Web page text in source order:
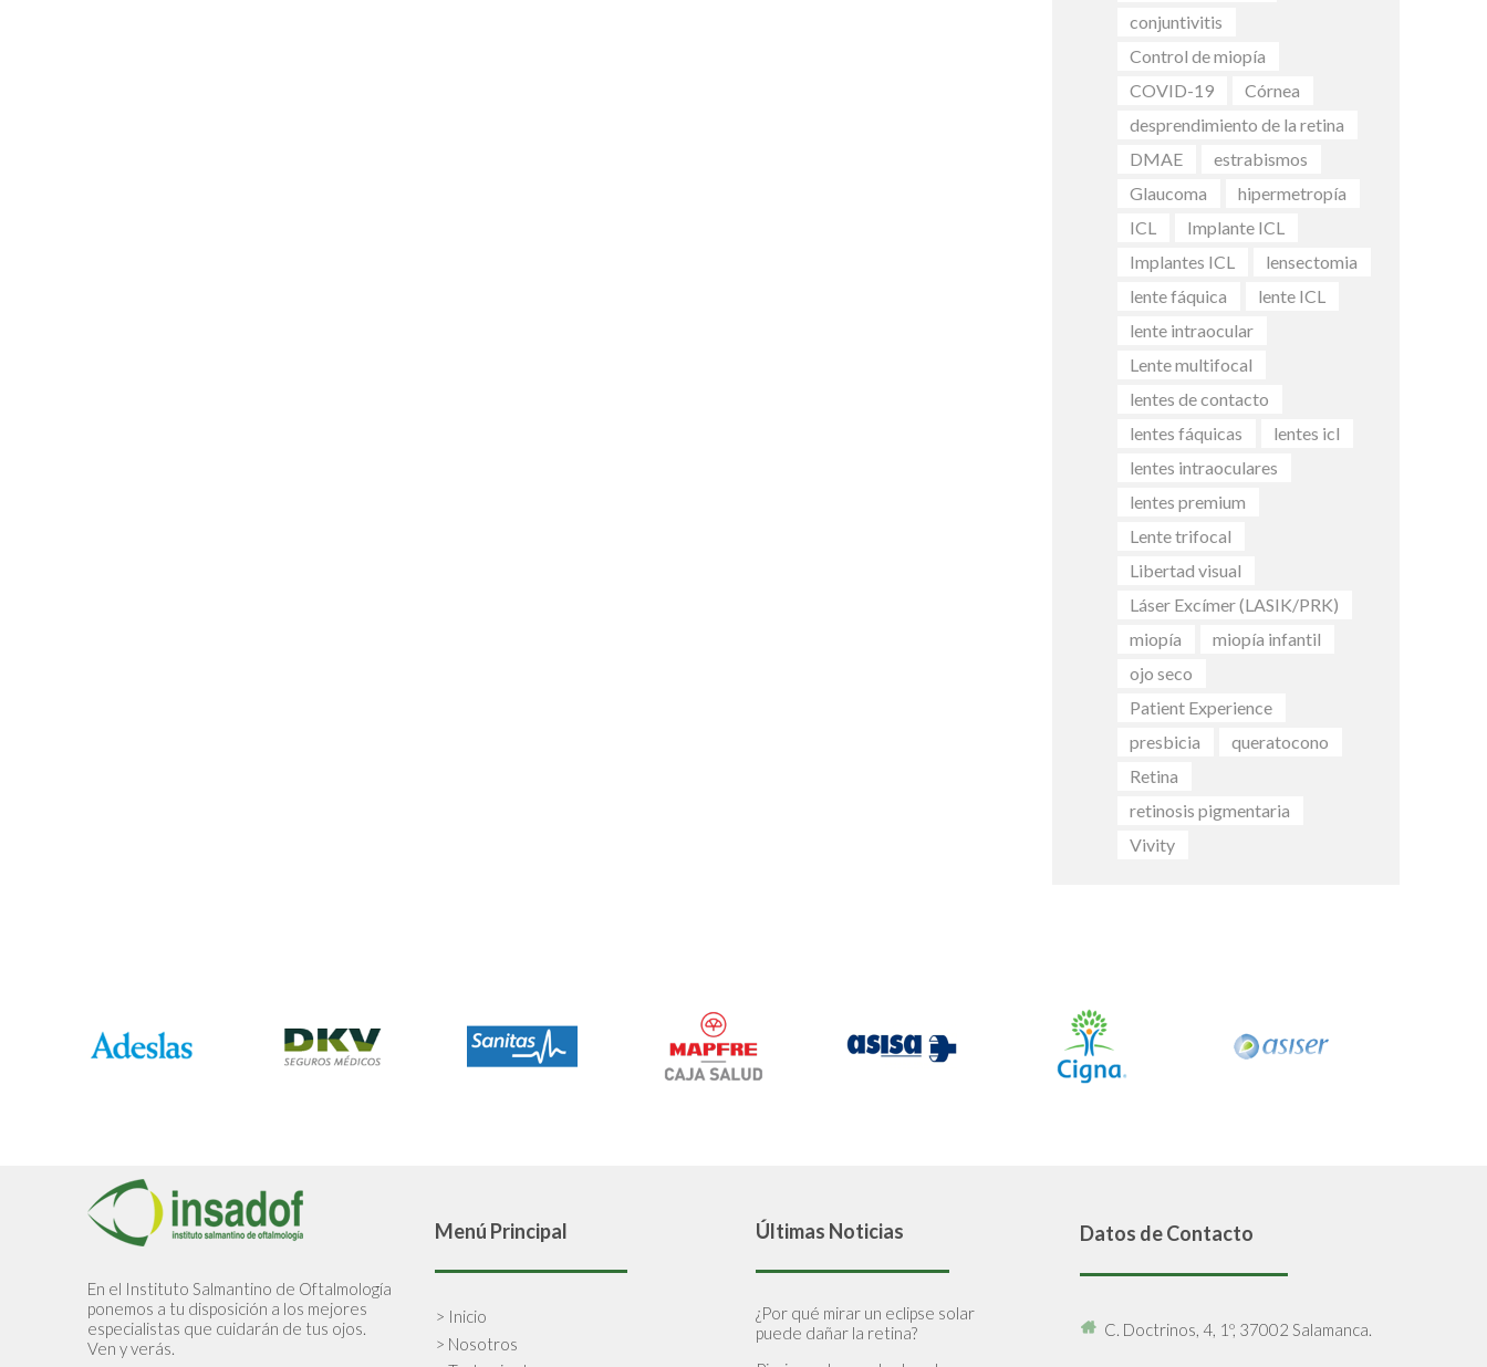
conjuntivitis
Control de miopía
COVID-19
Córnea
desprendimiento de la retina
DMAE
estrabismos
Glaucoma
hipermetropía
ICL
Implante ICL
Implantes ICL
lensectomia
lente fáquica
lente ICL
lente intraocular
Lente multifocal
lentes de contacto
lentes fáquicas
lentes icl
lentes intraoculares
lentes premium
Lente trifocal
Libertad visual
Láser Excímer (LASIK/PRK)
miopía
miopía infantil
ojo seco
Patient Experience
presbicia
queratocono
Retina
retinosis pigmentaria
Vivity
En el Instituto Salmantino de Oftalmología
ponemos a tu disposición a los mejores
especialistas que cuidarán de tus ojos.
Ven y verás.
Menú Principal
> Inicio
> Nosotros
Últimas Noticias
¿Por qué mirar un eclipse solar
puede dañar la retina?
Datos de Contacto
C. Doctrinos, 4, 1º, 37002 Salamanca.